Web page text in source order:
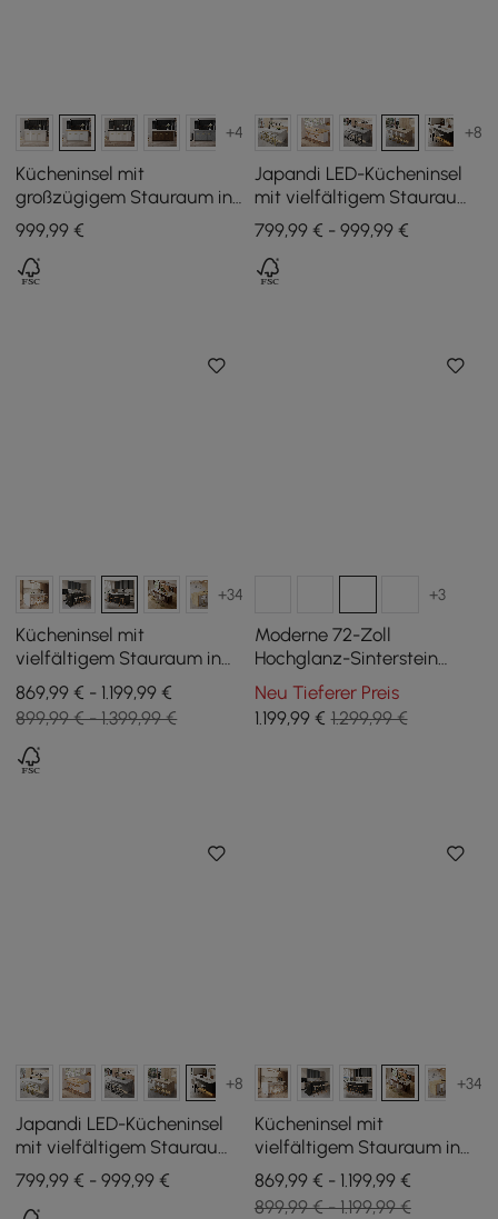
+4
Kücheninsel mit
großzügigem Stauraum in
Natur und Weiß, 180 cm
999,99 €
+8
Japandi LED-Kücheninsel
mit vielfältigem Stauraum
in Travertin-Optik 183 cm
799,99 € - 999,99 €
+34
Kücheninsel mit
vielfältigem Stauraum in
Weiß und Schwarz, 183 cm
869,99 € - 1.199,99 €
899,99 € - 1.399,99 €
+3
Moderne 72-Zoll
Hochglanz-Sinterstein
Kücheninsel mit
Weinlagerung, Weiß
Neu Tieferer Preis
1.199,99€ 1.299,99 €
+8
Japandi LED-Kücheninsel
mit vielfältigem Stauraum
in Schwarz und Weiß 183
cm
799,99 € - 999,99 €
+34
Kücheninsel mit
vielfältigem Stauraum in
Walnuss, 183 cm
869,99 € - 1.199,99 €
899,99 € - 1.199,99 €